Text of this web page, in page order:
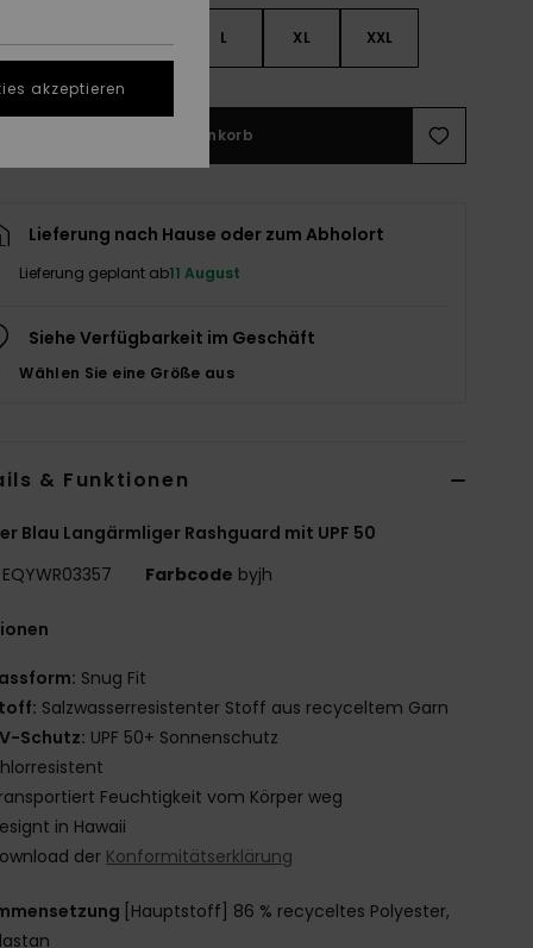
L XL XXL
In den Warenkorb
Lieferung nach Hause oder zum Abholort
Lieferung geplant ab11 August
Siehe Verfügbarkeit im Geschäft
Wählen Sie eine Größe aus
& Funktionen
Blau Langärmliger Rashguard mit UPF 50
EQYWR03357 Farbcode byjh
Snug Fit
Salzwasserresistenter Stoff aus recyceltem Garn
Schutz: UPF 50+ Sonnenschutz
Feuchtigkeit vom Körper weg
in Hawaii
der Konformitätserklärung
[Hauptstoff] 86 % recyceltes Polyester,
akzeptieren